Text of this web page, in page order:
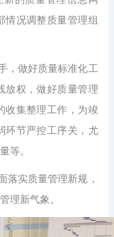
情况调整质量管理组
，做好质量标准化工
放权，做好质量管理
收集整理工作，为竣
环节严控工序关，尤
等。
落实质量管理新规，
理新气象。